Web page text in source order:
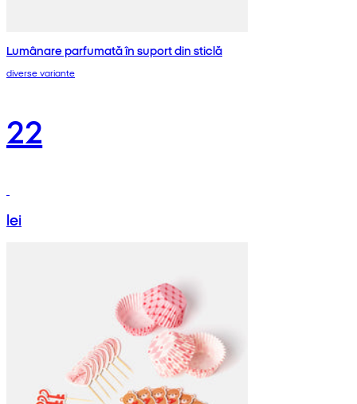
Lumânare parfumată în suport din sticlă
diverse variante
22
lei